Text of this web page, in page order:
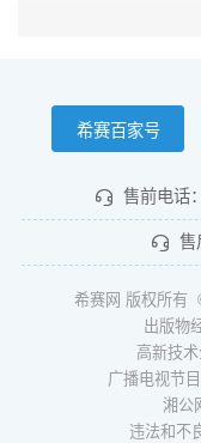
希赛百家号
售前电话：
售
希赛网 版权所
出版物
高新技
广播电视节
湘公
违法和不